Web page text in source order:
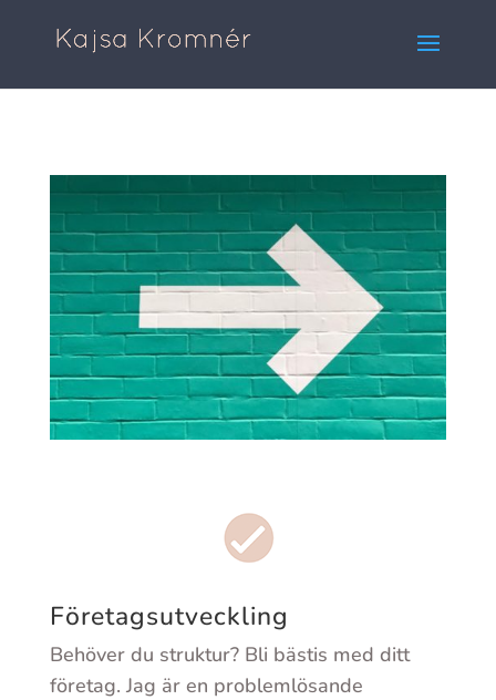
Företagsutveckling
Behöver du struktur? Bli bästis med ditt
företag. Jag är en problemlösande